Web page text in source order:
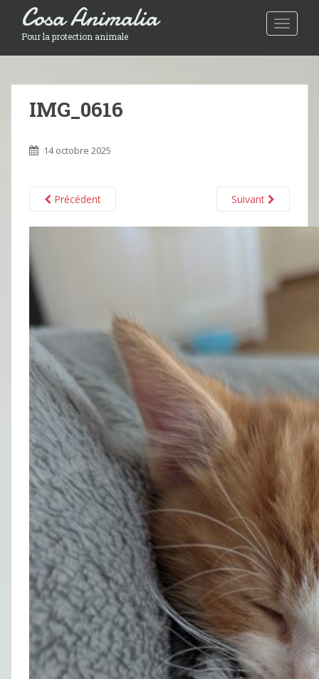
Toggle
Cosa Animalia
Pour la protection animale
IMG_0616
14 octobre 2025
Précédent Suivant